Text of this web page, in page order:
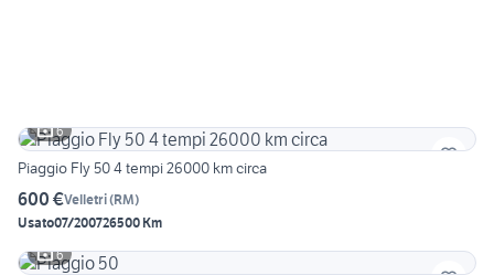
6
Piaggio Fly 50 4 tempi 26000 km circa
600 €Velletri(RM)
Usato07/200726500 Km
6